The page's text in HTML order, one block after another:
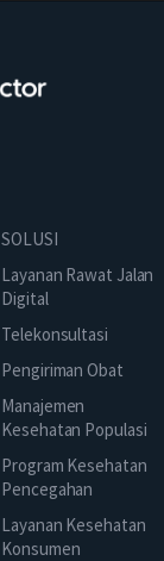
SOLUSI
Layanan Rawat Jalan
Digital
Telekonsultasi
Pengiriman Obat
Manajemen
Kesehatan Populasi
Program Kesehatan
Pencegahan
Layanan Kesehatan
Konsumen